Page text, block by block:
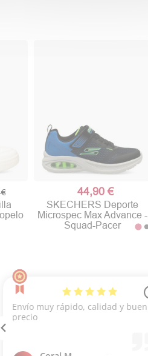
44,90 €
SKECHERS Deporte
Microspec Max Advance -
Squad-Pacer